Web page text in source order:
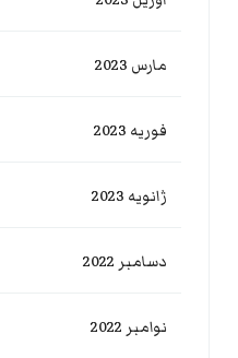
مارس 2023
فوریه 2023
ژانویه 2023
دسامبر 2022
نوامبر 2022